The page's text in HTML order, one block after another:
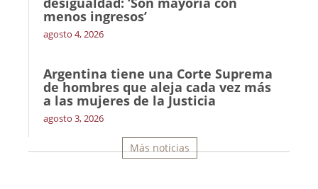
menos ingresos’
agosto 4, 2026
Argentina tiene una Corte Suprema
de hombres que aleja cada vez más
a las mujeres de la Justicia
agosto 3, 2026
Más noticias